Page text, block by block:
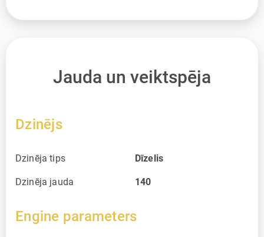
Jauda un veiktspēja
Dzinējs
Dzinēja tips Dīzelis
Dzinēja jauda 140
Engine parameters